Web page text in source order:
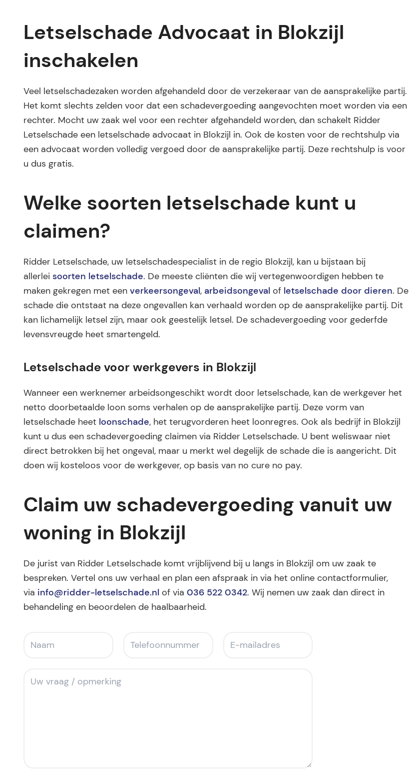
Letselschade Advocaat in Blokzijl
inschakelen
Veel letselschadezaken worden afgehandeld door de verzekeraar van de aansprakelijke partij.
Het komt slechts zelden voor dat een schadevergoeding aangevochten moet worden via een
rechter. Mocht uw zaak wel voor een rechter afgehandeld worden, dan schakelt Ridder
Letselschade een letselschade advocaat in Blokzijl in. Ook de kosten voor de rechtshulp via
een advocaat worden volledig vergoed door de aansprakelijke partij. Deze rechtshulp is voor
u dus gratis.
Welke soorten letselschade kunt u
claimen?
Ridder Letselschade, uw letselschadespecialist in de regio Blokzijl, kan u bijstaan bij
allerlei soorten letselschade. De meeste cliënten die wij vertegenwoordigen hebben te
maken gekregen met een verkeersongeval, arbeidsongevalof letselschade door dieren. De
schade die ontstaat na deze ongevallen kan verhaald worden op de aansprakelijke partij. Dit
kan lichamelijk letsel zijn, maar ook geestelijk letsel. De schadevergoeding voor gederfde
levensvreugde heet smartengeld.
Letselschade voor werkgevers in Blokzijl
Wanneer een werknemer arbeidsongeschikt wordt door letselschade, kan de werkgever het
netto doorbetaalde loon soms verhalen op de aansprakelijke partij. Deze vorm van
letselschade heet loonschade, het terugvorderen heet loonregres. Ook als bedrijf in Blokzijl
kunt u dus een schadevergoeding claimen via Ridder Letselschade. U bent weliswaar niet
direct betrokken bij het ongeval, maar u merkt wel degelijk de schade die is aangericht. Dit
doen wij kosteloos voor de werkgever, op basis van no cure no pay.
Claim uw schadevergoeding vanuit uw
woning in Blokzijl
De jurist van Ridder Letselschade komt vrijblijvend bij u langs in Blokzijl om uw zaak te
bespreken. Vertel ons uw verhaal en plan een afspraak in via het online contactformulier,
via info@ridder-letselschade.nlof via 036 522 0342. Wij nemen uw zaak dan direct in
behandeling en beoordelen de haalbaarheid.